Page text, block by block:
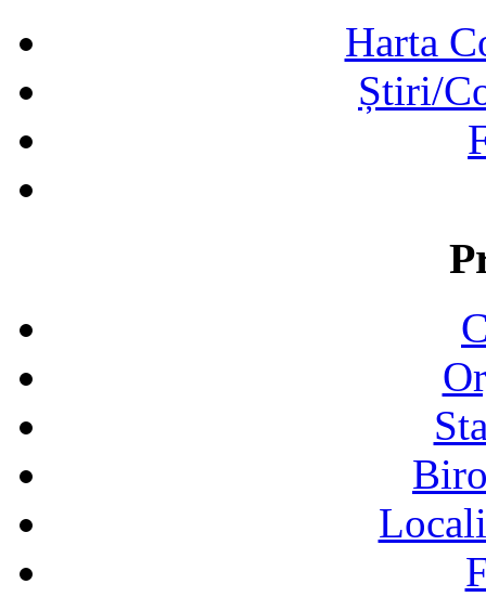
Harta
Știri/